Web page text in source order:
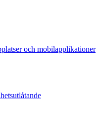
och mobilapplikationer